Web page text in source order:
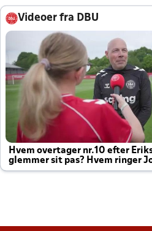
Videoer fra DBU
Hvem overtager nr.10 efter
glemmer sit pas? Hvem ringer
altid til efter kampe?